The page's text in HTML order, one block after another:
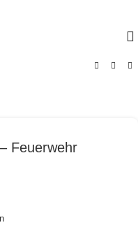
Feuerwehr